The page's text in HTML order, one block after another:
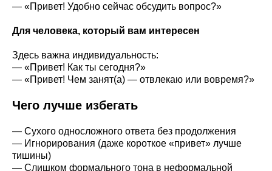
— «Привет! Удобно сейчас обсудить вопрос?»
Для человека, который вам интересен
Здесь важна индивидуальность:
— «Привет! Как ты сегодня?»
— «Привет! Чем занят(а) — отвлекаю или вовремя?»
Чего лучше избегать
— Сухого односложного ответа без продолжения
— Игнорирования (даже короткое «привет» лучше
тишины)
— Слишком формального тона в неформальной